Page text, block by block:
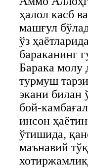
ҳалол касб
машғул
ўз
бараканинг
Барака молу
турмуш
экани билан
бой-
инсон
ўтишида,
маънавий